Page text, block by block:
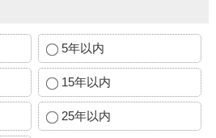
5年以内
15年以内
25年以内